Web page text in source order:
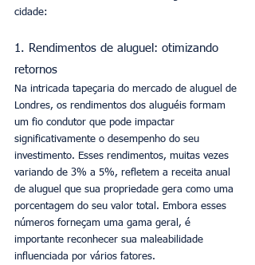
cidade:
1. Rendimentos de aluguel: otimizando
retornos
Na intricada tapeçaria do mercado de aluguel de
Londres, os rendimentos dos aluguéis formam
um fio condutor que pode impactar
significativamente o desempenho do seu
investimento. Esses rendimentos, muitas vezes
variando de 3% a 5%, refletem a receita anual
de aluguel que sua propriedade gera como uma
porcentagem do seu valor total. Embora esses
números forneçam uma gama geral, é
importante reconhecer sua maleabilidade
influenciada por vários fatores.